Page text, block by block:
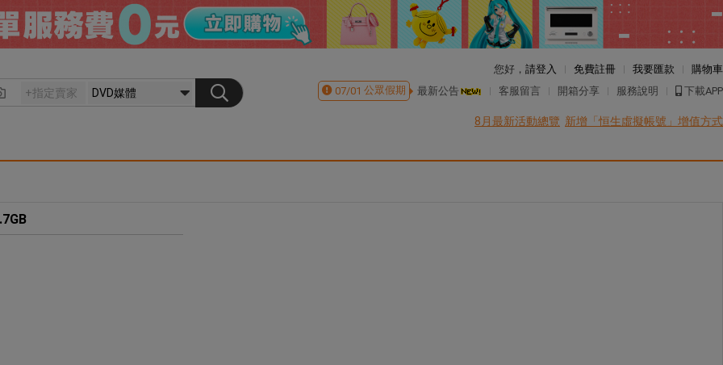
您好， 請登入 免費註冊 我要匯款
購物車
07/01 公眾假期 最新公告 客服留言 開箱分享 服務說明 下載APP
8月最新活動總覽 新增「恒生虛擬帳號」增值方式